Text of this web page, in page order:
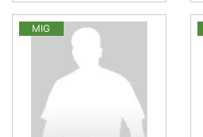
MIG